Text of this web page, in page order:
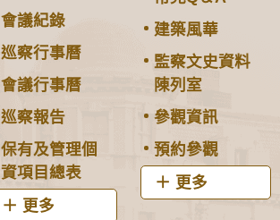
會議紀錄
巡察行事曆
會議行事曆
巡察報告
保有及管理個
資項目總表
更多
建築風華
監察文史資料
陳列室
參觀資訊
預約參觀
更多